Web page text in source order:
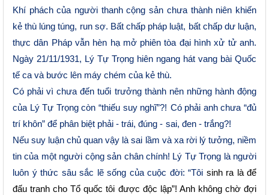
Khí phách của người thanh cộng sản chưa thành niên khiến
kẻ thù lúng túng, run sợ. Bất chấp pháp luật, bất chấp dư luận,
thực dân Pháp vẫn hèn hạ mở phiên tòa đại hình xử tử anh.
Ngày 21/11/1931, Lý Tự Trọng hiên ngang hát vang bài Quốc
tế ca và bước lên máy chém của kẻ thù.
Có phải vì chưa đến tuổi trưởng thành nên những hành động
của Lý Tự Trọng còn “thiếu suy nghĩ”?! Có phải anh chưa “đủ
trí khôn” để phân biệt phải - trái, đúng - sai, đen - trắng?!
Nếu suy luận chủ quan vậy là sai lầm và xa rời lý tưởng, niềm
tin của một người cộng sản chân chính! Lý Tự Trọng là người
luôn ý thức sâu sắc lẽ sống của cuộc đời: “Tôi sinh ra là để
đấu tranh cho Tổ quốc tôi được độc lập”! Anh không chờ đợi